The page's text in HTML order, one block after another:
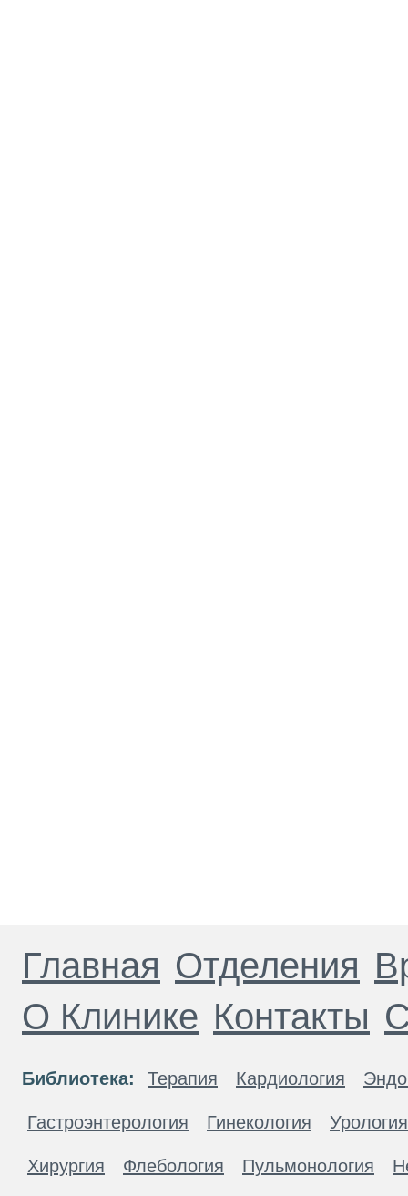
Главная Отделения
О Клинике Контакты
Библиотека: Терапия Кардиология
Гастроэнтерология Гинекология Урология
Хирургия Флебология Пульмонология